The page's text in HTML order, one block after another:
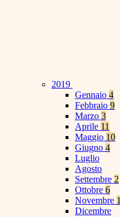
2019
Gennaio 4
Febbraio 9
Marzo 3
Aprile 11
Maggio 10
Giugno 4
Luglio
Agosto
Settembre 2
Ottobre 6
Novembre 1
Dicembre